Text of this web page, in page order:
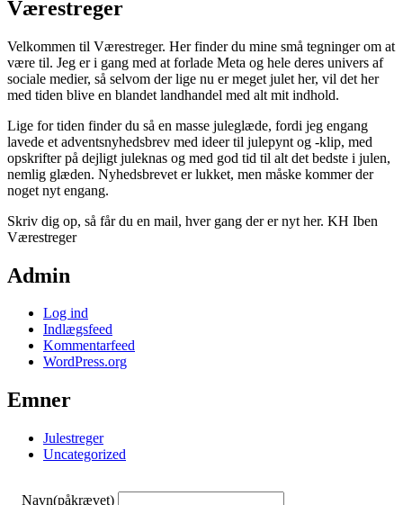
Værestreger
Velkommen til Værestreger. Her finder du mine små tegninger om at
være til. Jeg er i gang med at forlade Meta og hele deres univers af
sociale medier, så selvom der lige nu er meget julet her, vil det her
med tiden blive en blandet landhandel med alt mit indhold.
Lige for tiden finder du så en masse juleglæde, fordi jeg engang
lavede et adventsnyhedsbrev med ideer til julepynt og -klip, med
opskrifter på dejligt juleknas og med god tid til alt det bedste i julen,
nemlig glæden. Nyhedsbrevet er lukket, men måske kommer der
noget nyt engang.
Skriv dig op, så får du en mail, hver gang der er nyt her. KH Iben
Værestreger
Admin
Log ind
Indlægsfeed
Kommentarfeed
WordPress.org
Emner
Julestreger
Uncategorized
Navn(påkrævet)